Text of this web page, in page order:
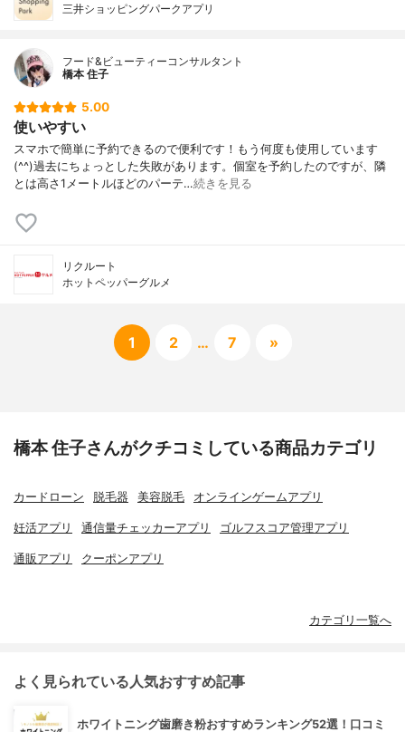
三井ショッピングパークアプリ
フード&ビューティーコンサルタント
橋本 住子
5.00
使いやすい
スマホで簡単に予約できるので便利です！もう何度も使用しています
(^^)過去にちょっとした失敗があります。個室を予約したのですが、隣
とは高さ1メートルほどのパーテ…続きを見る
リクルート
ホットペッパーグルメ
1 2 … 7 »
橋本 住子さんがクチコミしている商品カテゴリ
カードローン 脱毛器 美容脱毛 オンラインゲームアプリ
妊活アプリ 通信量チェッカーアプリ ゴルフスコア管理アプリ
通販アプリ クーポンアプリ
カテゴリ一覧へ
よく見られている人気おすすめ記事
ホワイトニング歯磨き粉おすすめランキング52選！口コミ